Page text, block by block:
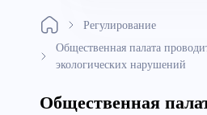
Регулирование
Общественная палата
экологических нарушений
Общественная